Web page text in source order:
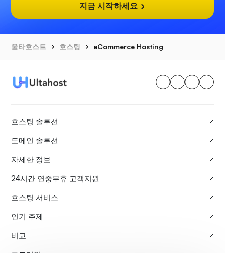
지금 시작하세요
울타호스트 호스팅 eCommerce Hosting
호스팅 솔루션
도메인 솔루션
자세한 정보
24시간 연중무휴 고객지원
호스팅 서비스
인기 주제
비교